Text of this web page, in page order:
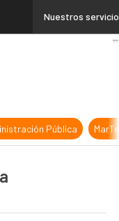
Nuestros
Pública